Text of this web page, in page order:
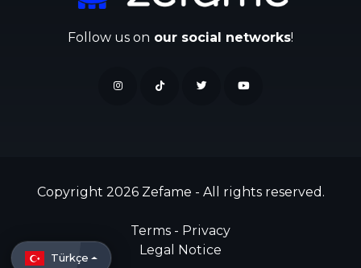
Follow us on our social networks!
Copyright 2026 Zefame - All rights reserved.
Terms - Privacy
Legal Notice
Türkçe